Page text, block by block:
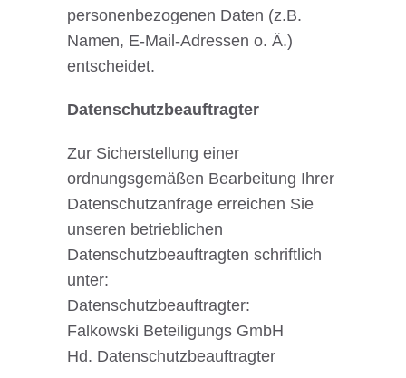
personenbezogenen Daten (z.B.
Namen, E-Mail-Adressen o. Ä.)
entscheidet.
Datenschutzbeauftragter
Zur Sicherstellung einer
ordnungsgemäßen Bearbeitung Ihrer
Datenschutzanfrage erreichen Sie
unseren betrieblichen
Datenschutzbeauftragten schriftlich
unter:
Datenschutzbeauftragter:
Falkowski Beteiligungs GmbH
Hd. Datenschutzbeauftragter